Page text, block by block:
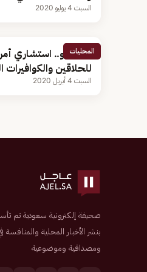
السبت 4 يوليو 2020
المحليات
بالفيديو.. استشاري
للحلاقين
السبت 4 أبريل 2020
بنشر الأخبار المحلية والمنافسة
ومصداقية وموضوعية